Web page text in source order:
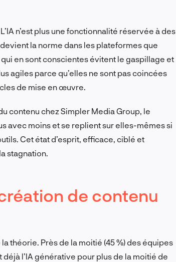
n’est plus une fonctionnalité réservée à des
la norme dans les plateformes que
en sont conscientes évitent le gaspillage et
agiles parce qu’elles ne sont pas coincées
de mise en œuvre.
contenu chez Simpler Media Group, le
avec moins et se replient sur elles-mêmes si
Cet état d’esprit, efficace, ciblé et
stagnation.
de contenu
la théorie. Près de la moitié (45 %) des équipes
l’IA générative pour plus de la moitié de